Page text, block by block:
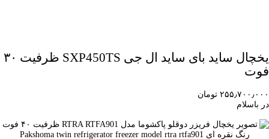
یخچال ساید بای ساید ال جی SXP450TS ظرفیت ۳۰
فوت
۲۵۵٫۷۰۰٫۰۰۰ تومان
در باسلام